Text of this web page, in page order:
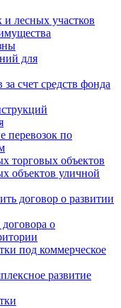
лесных участков
для
счет средств фонда
перевозок по
торговых объектов
объектов уличной
договор о развитии
о
под коммерческое
развитие